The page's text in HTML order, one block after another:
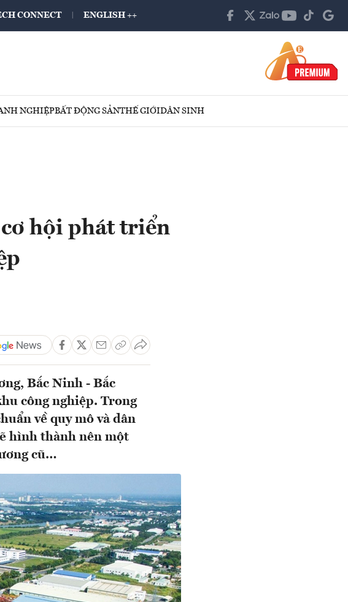
CONNECT ENGLISH ++
NGHIỆPBẤT ĐỘNG SẢNTHẾ GIỚIDÂN SINH
hội phát triển
Bắc Ninh - Bắc
công nghiệp. Trong
về quy mô và dân
hình thành nên một
cũ…